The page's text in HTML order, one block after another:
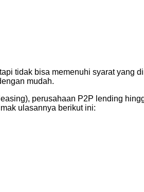
tidak bisa memenuhi syarat yang
mudah.
perusahaan P2P lending
ulasannya berikut ini: